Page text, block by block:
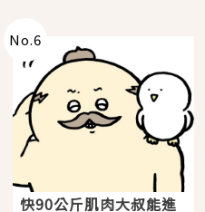
No.6
快90公斤肌肉大叔能進